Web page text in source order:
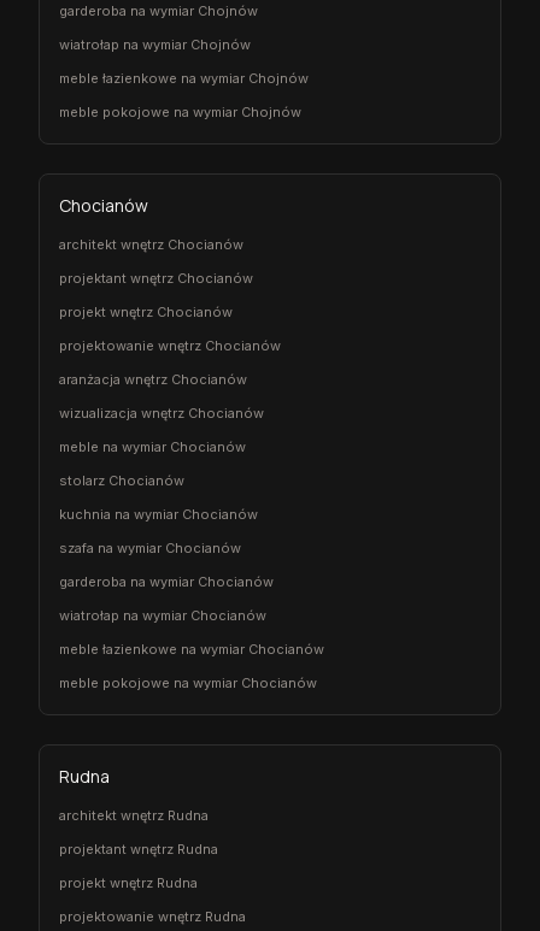
garderoba na wymiar Chojnów
wiatrołap na wymiar Chojnów
meble łazienkowe na wymiar Chojnów
meble pokojowe na wymiar Chojnów
Chocianów
architekt wnętrz Chocianów
projektant wnętrz Chocianów
projekt wnętrz Chocianów
projektowanie wnętrz Chocianów
aranżacja wnętrz Chocianów
wizualizacja wnętrz Chocianów
meble na wymiar Chocianów
stolarz Chocianów
kuchnia na wymiar Chocianów
szafa na wymiar Chocianów
garderoba na wymiar Chocianów
wiatrołap na wymiar Chocianów
meble łazienkowe na wymiar Chocianów
meble pokojowe na wymiar Chocianów
Rudna
architekt wnętrz Rudna
projektant wnętrz Rudna
projekt wnętrz Rudna
projektowanie wnętrz Rudna